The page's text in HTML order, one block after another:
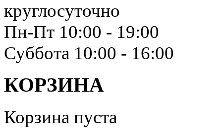
круглосуточно
Пн-Пт 10:00 - 19:00
Суббота 10:00 - 16:00
КОРЗИНА
Корзина пуста